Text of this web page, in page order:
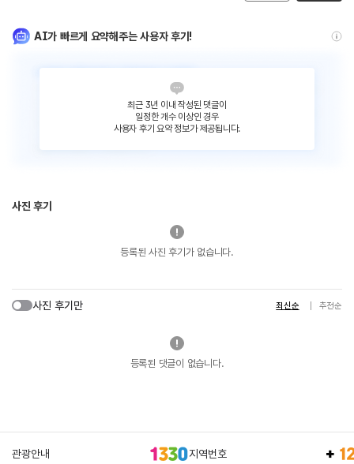
AI가 빠르게 요약해주는 사용자 후기!
최근 3년 이내 작성된 댓글이
일정한 개수 이상인 경우
사용자 후기 요약 정보가 제공됩니다.
사진 후기
등록된 사진 후기가 없습니다.
사진 후기만 최신순 추천순
등록된 댓글이 없습니다.
관광안내 지역번호